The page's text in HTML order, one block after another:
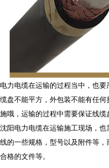
电力电缆在运输的过程当中，也
缆盘不能平方，外包装不能有任
施哦，运输的过程中需要保证线缆
沈阳电力电缆在运输施工现场，
线的一些规格，型号以及附件等
合格的文件等。